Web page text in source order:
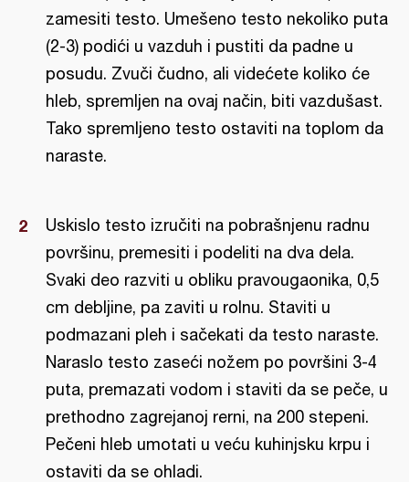
zamesiti testo. Umešeno testo nekoliko puta
(2-3) podići u vazduh i pustiti da padne u
posudu. Zvuči čudno, ali videćete koliko će
hleb, spremljen na ovaj način, biti vazdušast.
Tako spremljeno testo ostaviti na toplom da
naraste.
Uskislo testo izručiti na pobrašnjenu radnu
površinu, premesiti i podeliti na dva dela.
Svaki deo razviti u obliku pravougaonika, 0,5
cm debljine, pa zaviti u rolnu. Staviti u
podmazani pleh i sačekati da testo naraste.
Naraslo testo zaseći nožem po površini 3-4
puta, premazati vodom i staviti da se peče, u
prethodno zagrejanoj rerni, na 200 stepeni.
Pečeni hleb umotati u veću kuhinjsku krpu i
ostaviti da se ohladi.